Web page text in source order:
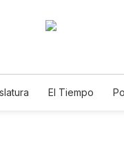
El Tiempo